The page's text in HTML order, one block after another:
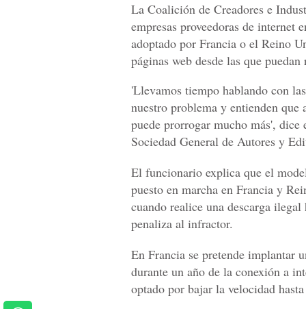
La Coalición de Creadores e
empresas proveedoras de
adoptado por Francia o el Reino
páginas web desde las que
'Llevamos tiempo hablando con
nuestro problema y entienden
puede prorrogar mucho más',
Sociedad General de Autores y
El funcionario explica que el
puesto en marcha en Francia y
cuando realice una descarga
penaliza al infractor.
En Francia se pretende implantar
durante un año de la conexión a
optado por bajar la velocidad